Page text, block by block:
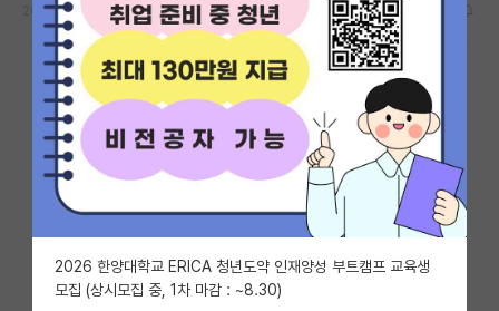
커뮤니티
커뮤니티 홈
전체글보기
베스트 게시판
IF 명예의전당
자유 게시판(아무개랩)
미국 유학 게시판
2023.01.02 5 11634
2026 한양대학교 ERICA 청년도약 인재양성 부트캠프 교육생
모집 (상시모집 중, 1차 마감 : ~8.30)